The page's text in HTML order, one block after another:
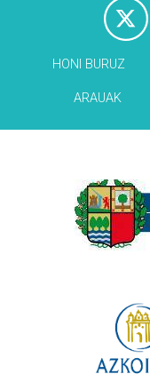
HONI BURUZ
ARAUAK